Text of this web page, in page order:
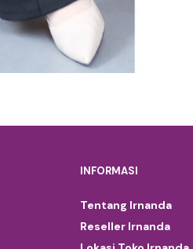
INFORMASI
Tentang Irnanda
Reseller Irnanda